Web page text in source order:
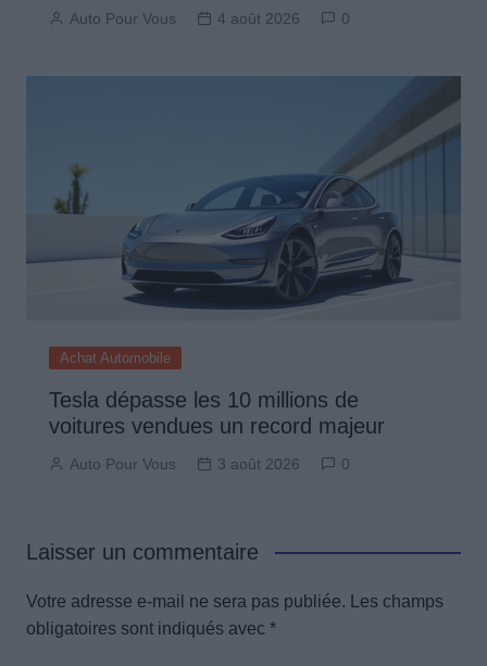
Auto Pour Vous 4 août 2026 0
Achat Automobile
Tesla dépasse les 10 millions de
voitures vendues un record majeur
Auto Pour Vous 3 août 2026 0
Laisser un commentaire
Votre adresse e-mail ne sera pas publiée.
Les champs
obligatoires sont indiqués avec *